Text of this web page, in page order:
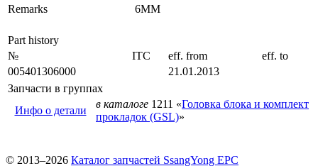
Remarks
6MM
Part history
№
ITC eff. from
eff. to
005401306000
21.01.2013
Запчасти в группах
Инфо о детали
в каталоге 1211 «Головка блока и комплект
прокладок (GSL)»
© 2013–2026 Каталог запчастей SsangYong EPC